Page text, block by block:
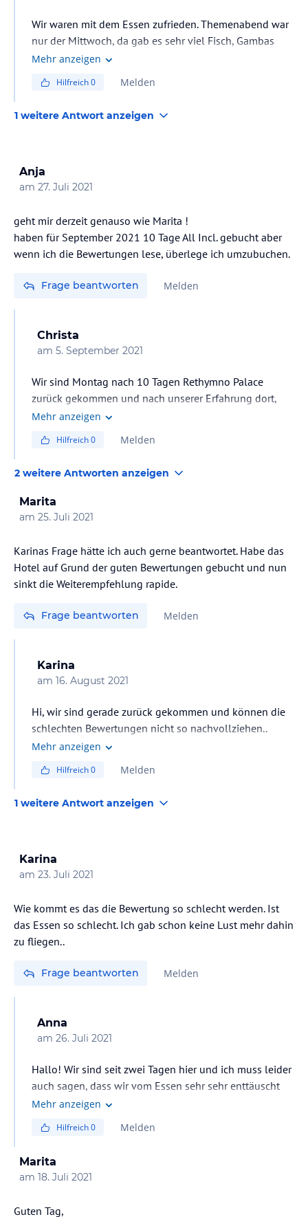
Wir waren mit dem Essen zufrieden. Themenabend war
nur der Mittwoch, da gab es sehr viel Fisch, Gambas
usw. Es gab aber jeden Mittag und Abends mehrere
abwechslungsreich aber lecker.
Mehr anzeigen
Hilfreich0 Melden
1 weitere Antwort anzeigen
Anja
am 27. Juli 2021
geht mir derzeit genauso wie Marita !
haben für September 2021 10 Tage All Incl. gebucht aber
wenn ich die Bewertungen lese, überlege ich umzubuchen.
Frage beantworten Melden
Christa
am 5. September 2021
Wir sind Montag nach 10 Tagen Rethymno Palace
zurück gekommen und nach unserer Erfahrung dort,
würde ich jedem von einem Urlaub dort abraten. Wir
Mehr anzeigen
Hilfreich0 Melden
2 weitere Antworten anzeigen
Marita
am 25. Juli 2021
Karinas Frage hätte ich auch gerne beantwortet. Habe das
Hotel auf Grund der guten Bewertungen gebucht und nun
sinkt die Weiterempfehlung rapide.
Frage beantworten Melden
Karina
am 16. August 2021
Hi, wir sind gerade zurück gekommen und können die
schlechten Bewertungen nicht so nachvollziehen..
Zimmer Top
mehr der Salat Esser war völlig zufrieden..mein Mann
satt..mehr Abwechslung, ja könnte besser sein...Liegen
war. Lg Karina
Mehr anzeigen
Hilfreich0 Melden
1 weitere Antwort anzeigen
Karina
am 23. Juli 2021
Wie kommt es das die Bewertung so schlecht werden. Ist
das Essen so schlecht. Ich gab schon keine Lust mehr dahin
zu fliegen..
Frage beantworten Melden
Anna
am 26. Juli 2021
Hallo! Wir sind seit zwei Tagen hier und ich muss leider
auch sagen, dass wir vom Essen sehr sehr enttäuscht
sind. Das entspricht leider überhaupt nicht einem 5-
Mehr anzeigen
Hilfreich0 Melden
Marita
am 18. Juli 2021
Guten Tag,